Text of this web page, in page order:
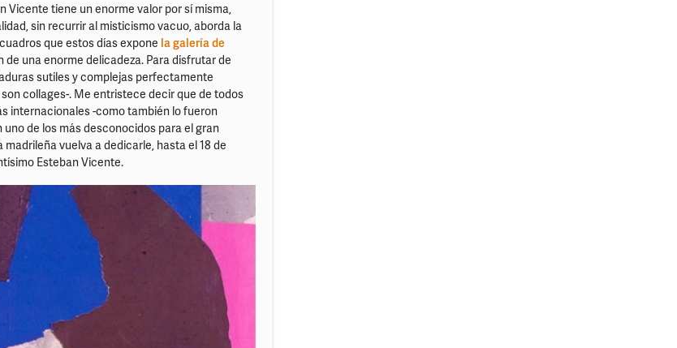
Vicente tiene un enorme valor por sí misma,
sin recurrir al misticismo vacuo, aborda la
que estos días expone la galería de
una enorme delicadeza. Para disfrutar de
sutiles y complejas perfectamente
collages-. Me entristece decir que de todos
internacionales -como también lo fueron
de los más desconocidos para el gran
vuelva a dedicarle, hasta el 18 de
Esteban Vicente.